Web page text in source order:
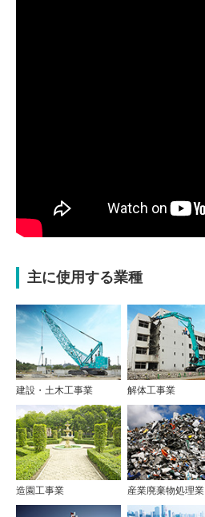
主に使用する業種
建設・土木工事業 解体工事業
造園工事業 産業廃棄物処理業